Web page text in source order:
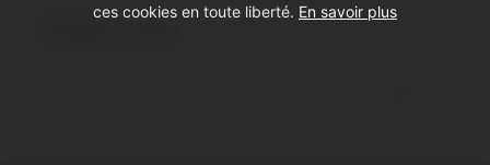
ces cookies en toute liberté. En savoir plus